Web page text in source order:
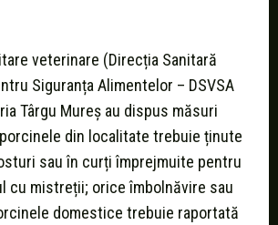
veterinare (Direcția Sanitară
Siguranța Alimentelor – DSVSA
Târgu Mureș au dispus măsuri
din localitate trebuie ținute
sau în curți împrejmuite pentru
cu mistreții; orice îmbolnăvire sau
domestice trebuie raportată